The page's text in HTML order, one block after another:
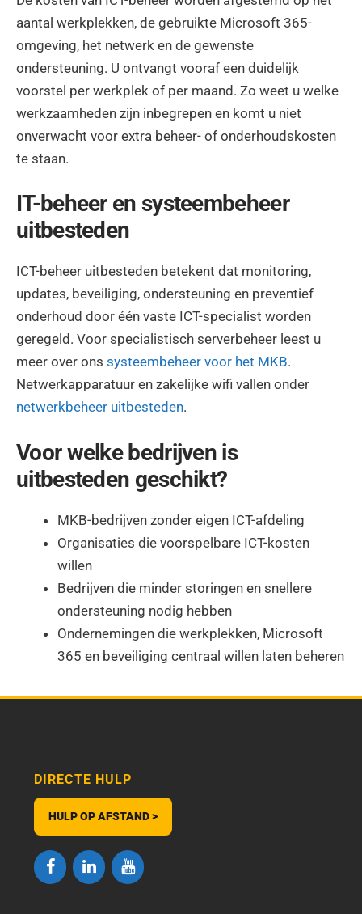
aantal werkplekken, de gebruikte Microsoft 365-
omgeving, het netwerk en de gewenste
ondersteuning. U ontvangt vooraf een duidelijk
voorstel per werkplek of per maand. Zo weet u welke
werkzaamheden zijn inbegrepen en komt u niet
onverwacht voor extra beheer- of onderhoudskosten
te staan.
IT-beheer en systeembeheer
uitbesteden
ICT-beheer uitbesteden betekent dat monitoring,
updates, beveiliging, ondersteuning en preventief
onderhoud door één vaste ICT-specialist worden
geregeld. Voor specialistisch serverbeheer leest u
meer over ons systeembeheer voor het MKB.
Netwerkapparatuur en zakelijke wifi vallen onder
netwerkbeheer uitbesteden.
Voor welke bedrijven is
uitbesteden geschikt?
MKB-bedrijven zonder eigen ICT-afdeling
Organisaties die voorspelbare ICT-kosten
willen
Bedrijven die minder storingen en snellere
ondersteuning nodig hebben
Ondernemingen die werkplekken, Microsoft
365 en beveiliging centraal willen laten beheren
DIRECTE HULP
HULP OP AFSTAND >